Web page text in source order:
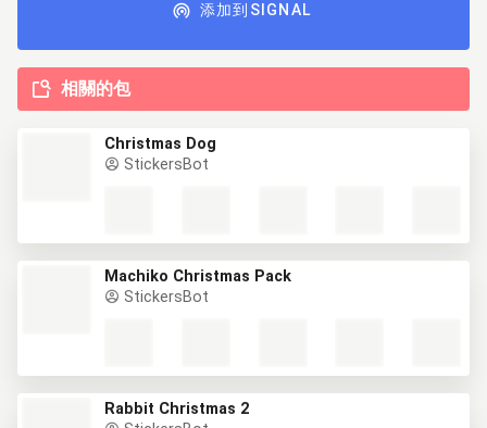
添加到SIGNAL
相關的包
Christmas Dog
StickersBot
Machiko Christmas Pack
StickersBot
Rabbit Christmas 2